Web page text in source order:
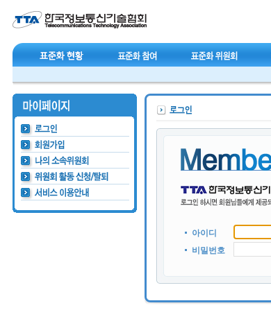
아이디
비밀번호